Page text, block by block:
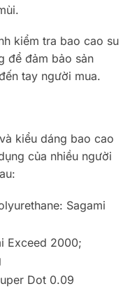
kiểm tra bao cao su
để đảm bảo sản
tay người mua.
kiểu dáng bao cao
của nhiều người
Sagami
Exceed 2000;
Dot 0.09